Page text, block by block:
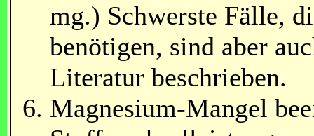
mg.) Schwerste Fälle,
benötigen, sind aber
Literatur beschrieben.
Magnesium-Mangel